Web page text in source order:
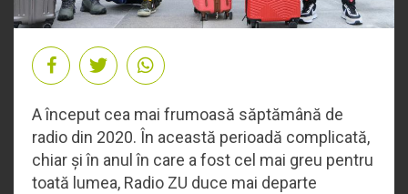
A început cea mai frumoasă săptămână de
radio din 2020. În această perioadă complicată,
chiar și în anul în care a fost cel mai greu pentru
toată lumea, Radio ZU duce mai departe